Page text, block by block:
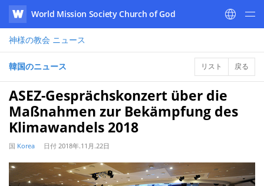
WATV
World Mission Society Church of God
神様の教会 ニュース
韓国のニュース リスト 戻る
ASEZ-Gesprächskonzert über die
Maßnahmen zur Bekämpfung des
Klimawandels 2018
国 Korea 日付 2018年.11月.22日